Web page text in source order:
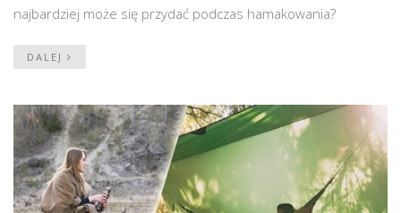
najbardziej może się przydać podczas hamakowania?
DALEJ